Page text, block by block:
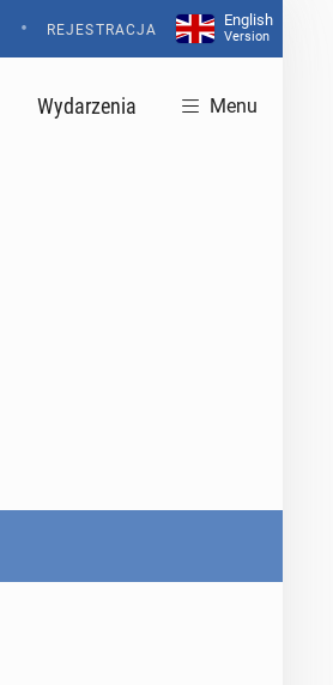
• REJESTRACJA
English
Version
Wydarzenia Menu